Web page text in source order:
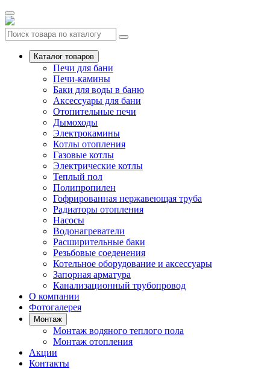
Каталог товаров
Печи для бани
Печи-камины
Баки для воды в баню
Аксессуары для бани
Отопительные печи
Дымоходы
Электрокамины
Котлы отопления
Газовые котлы
Электрические котлы
Теплый пол
Полипропилен
Гофрированная нержавеющая труба
Радиаторы отопления
Насосы
Водонагреватели
Расширительные баки
Резьбовые соеденения
Котельное оборудование и аксессуары
Запорная арматура
Канализационный трубопровод
О компании
Фотогалерея
Монтаж
Монтаж водяного теплого пола
Монтаж отопления
Акции
Контакты